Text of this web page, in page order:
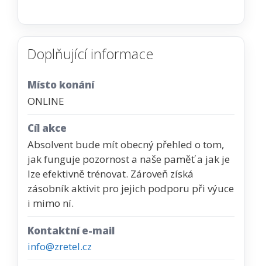
Doplňující informace
Místo konání
ONLINE
Cíl akce
Absolvent bude mít obecný přehled o tom,
jak funguje pozornost a naše paměť a jak je
lze efektivně trénovat. Zároveň získá
zásobník aktivit pro jejich podporu při výuce
i mimo ní.
Kontaktní e-mail
info@zretel.cz